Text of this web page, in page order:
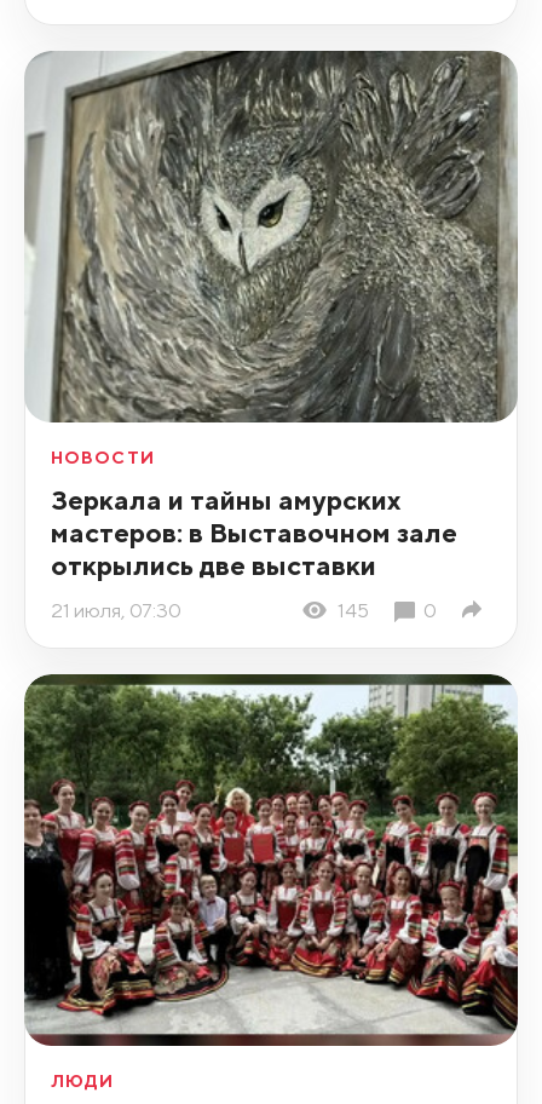
НОВОСТИ
Зеркала и тайны амурских
мастеров: в Выставочном зале
открылись две выставки
21 июля, 07:30 145 0
ЛЮДИ